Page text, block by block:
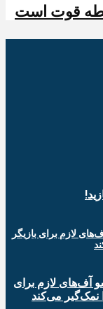
قوت است
آف‌های لازم برای
نمک‌گیر می‌کند